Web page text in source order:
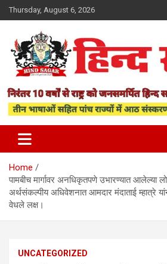
Skip
to
Thursday, August 6, 2026
Hind Sagar
Home
पामबीच मार्गावर अनधिकृतपणे उभारण्यात आलेल्या
अर्थसंकल्पीय अधिवेशनात आमदार मंदाताई म्हात्रे
वेधले लक्ष।
UNCATEGORIZED